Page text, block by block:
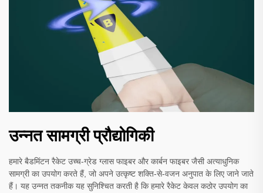
उन्नत सामग्री प्रौद्योगिकी
हमारे बैडमिंटन रैकेट उच्च-ग्रेड ग्लास फाइबर और कार्बन फाइबर जैसी अत्याधुनिक
सामग्री का उपयोग करते हैं, जो अपने उत्कृष्ट शक्ति-से-वजन अनुपात के लिए जाने जाते
हैं। यह उन्नत तकनीक यह सुनिश्चित करती है कि हमारे रैकेट केवल कठोर उपयोग का